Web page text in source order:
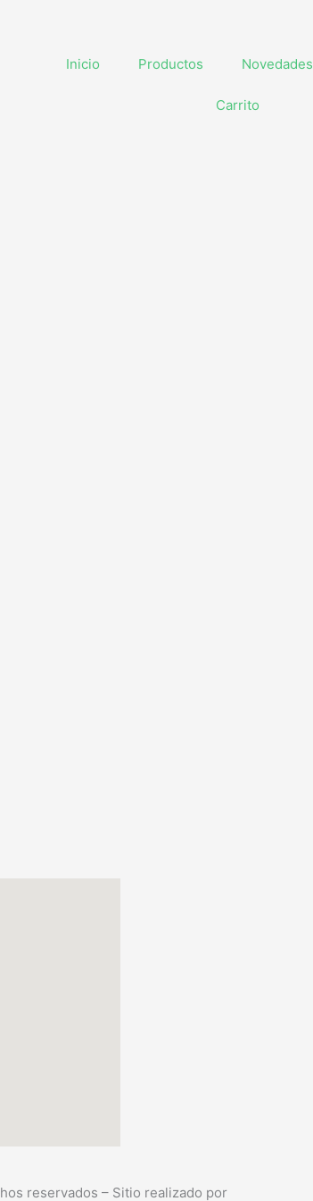
Inicio Productos Novedades
Carrito
reservados – Sitio realizado por